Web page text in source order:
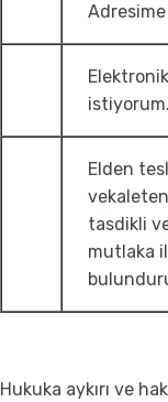
istiyorum.
Elden
tasdikli
mutlaka
Hukuka aykırı ve